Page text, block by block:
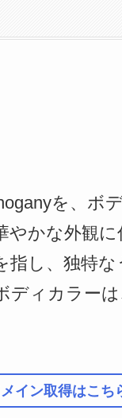
を、ボ
かな外観
し、独特
ィカラー
イン取得はこち